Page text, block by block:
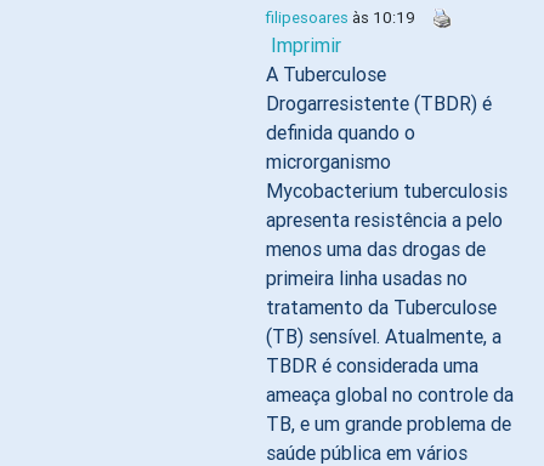
filipesoares às 10:19
Imprimir
A Tuberculose
Drogarresistente (TBDR) é
definida quando o
microrganismo
Mycobacterium tuberculosis
apresenta resistência a pelo
menos uma das drogas de
primeira linha usadas no
tratamento da Tuberculose
(TB) sensível. Atualmente, a
TBDR é considerada uma
ameaça global no controle da
TB, e um grande problema de
saúde pública em vários